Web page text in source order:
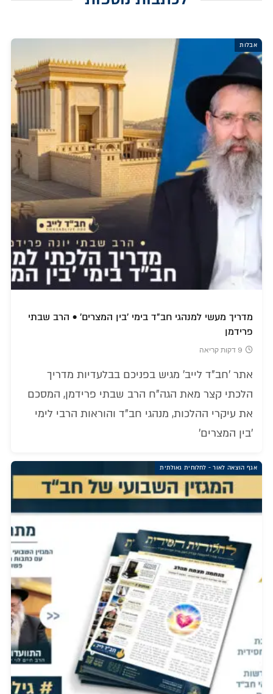
אבלות
מדריך מעשי למנהגי חב"ד בימי 'בין המצרים' • הרב שבתי
פרידמן
9 דקות קריאה
אתר 'חב"ד לייב' מגיש בפניכם בבלעדיות מדריך
הלכתי קצר מאת הגה"ח הרב שבתי פרידמן, המסכם
את עיקרי ההלכות, מנהגי חב"ד והוראות הרבי לימי
'בין המצרים'
אגף הוצאה לאור - לחלוחית גאולתית